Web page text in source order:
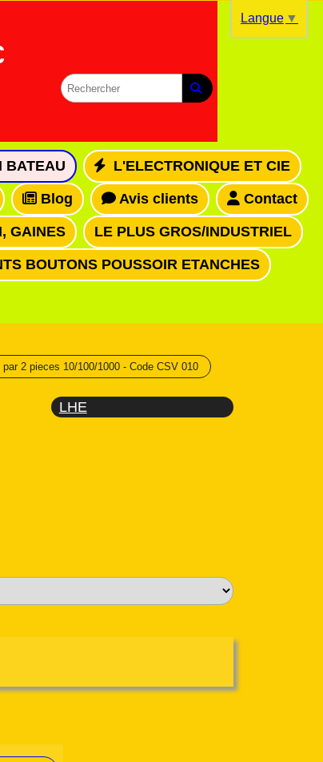
BATEAU L'ELECTRONIQUE ET CIE
Blog Avis clients Contact
GAINES LE PLUS GROS/INDUSTRIEL
BOUTONS POUSSOIR ETANCHES
2 pieces 10/100/1000 - Code CSV 010
LHE
Langue ▼